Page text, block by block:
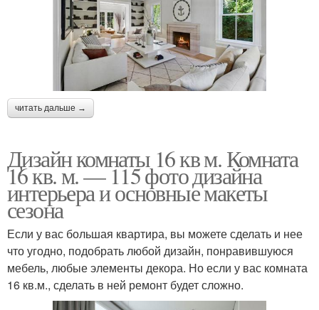
читать дальше →
Дизайн комнаты 16 кв м. Комната
16 кв. м. — 115 фото дизайна
интерьера и основные макеты
сезона
Если у вас большая квартира, вы можете сделать и нее
что угодно, подобрать любой дизайн, понравившуюся
мебель, любые элементы декора. Но если у вас комната
16 кв.м., сделать в ней ремонт будет сложно.